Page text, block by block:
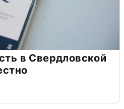
в Свердловской